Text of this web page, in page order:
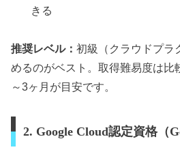
きる
推奨レベル： 初級（クラウドプラ
めるのがベスト。取得難易度は比
～3ヶ月が目安です。
2. Google Cloud認定資格（